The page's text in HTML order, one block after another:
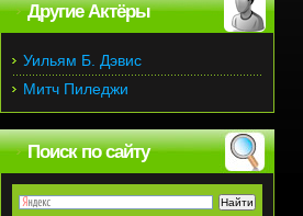
Другие Актёры
Уильям Б. Дэвис
Митч Пиледжи
Поиск по сайту